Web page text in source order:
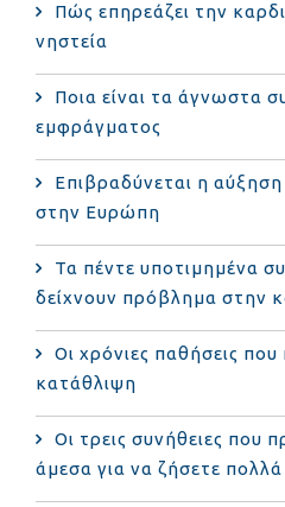
Πώς επηρεάζει την
νηστεία
Ποια είναι τα άγνωστα
εμφράγματος
Επιβραδύνεται η
στην Ευρώπη
Τα πέντε υποτιμημένα
δείχνουν πρόβλημα στην
Οι χρόνιες παθήσεις
κατάθλιψη
Οι τρεις συνήθειες που
άμεσα για να ζήσετε πολλά